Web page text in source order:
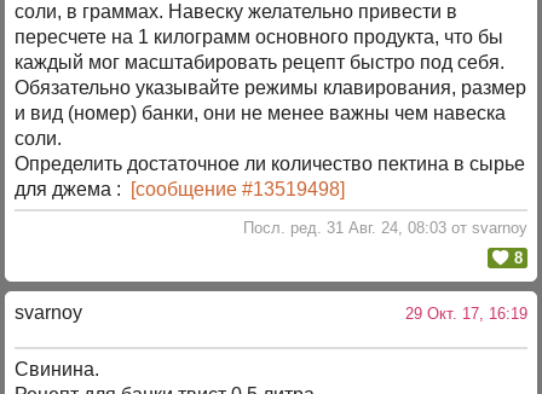
соли, в граммах. Навеску желательно привести в
пересчете на 1 килограмм основного продукта, что бы
каждый мог масштабировать рецепт быстро под себя.
Обязательно указывайте режимы клавирования, размер
и вид (номер) банки, они не менее важны чем навеска
соли.
Определить достаточное ли количество пектина в сырье
для джема :
[сообщение #13519498]
Посл. ред. 31 Авг. 24, 08:03 от svarnoy
8
svarnoy 29 Окт. 17, 16:19
Свинина.